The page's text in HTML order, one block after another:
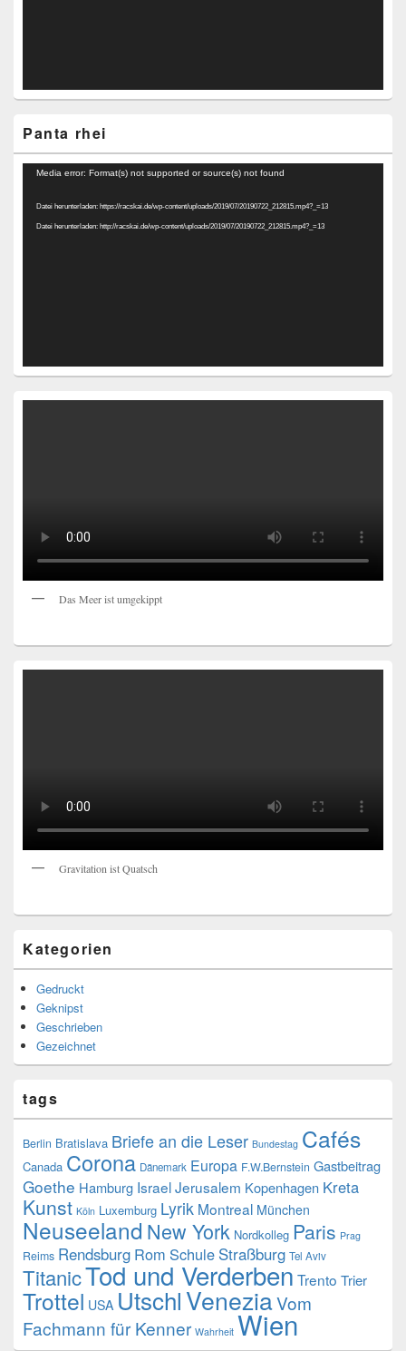
Panta rhei
Video-
Media error: Format(s) not supported or source(s) not found
Datei herunterladen: https://racskai.de/wp-content/uploads/2019/07/20190722_212815.mp4?_=13
Datei herunterladen: http://racskai.de/wp-content/uploads/2019/07/20190722_212815.mp4?_=13
Das Meer ist umgekippt
Gravitation ist Quatsch
Kategorien
Gedruckt
Geknipst
Geschrieben
Gezeichnet
tags
Berlin Bratislava Briefe an die Leser Bundestag Cafés
Canada Corona Dänemark Europa F.W.Bernstein Gastbeitrag
Goethe Hamburg IsraelJerusalem Kopenhagen Kreta
Kunst Köln Luxemburg Lyrik Montreal München
Neuseeland New York Nordkolleg Paris Prag
Reims Rendsburg Rom Schule Straßburg Tel Aviv
TitanicTod und Verderben Trento Trier
Trottel USA UtschlVeneziaVom
Fachmann für Kenner Wahrheit Wien